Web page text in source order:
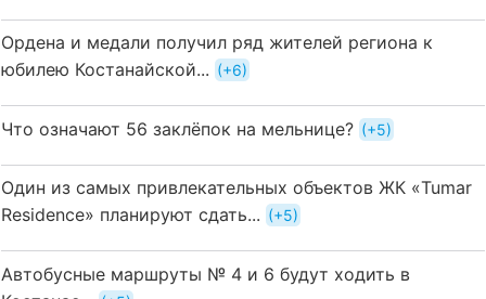
Ордена и медали получил ряд жителей региона к
юбилею Костанайской...
+6
Что означают 56 заклёпок на мельнице? +5
Один из самых привлекательных объектов ЖК «Tumar
Residence» планируют сдать...
+5
Автобусные маршруты № 4 и 6 будут ходить в